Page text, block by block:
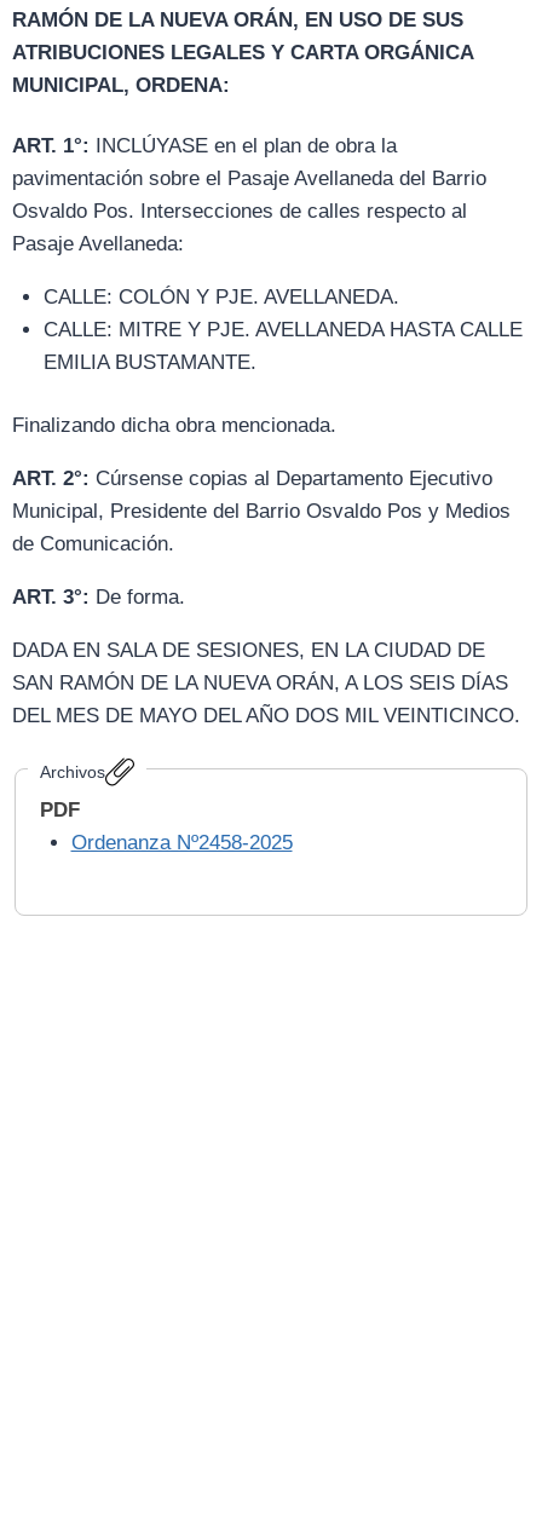
RAMÓN DE LA NUEVA ORÁN, EN USO DE SUS
ATRIBUCIONES LEGALES Y CARTA ORGÁNICA
MUNICIPAL, ORDENA:
ART. 1°: INCLÚYASE en el plan de obra la
pavimentación sobre el Pasaje Avellaneda del Barrio
Osvaldo Pos. Intersecciones de calles respecto al
Pasaje Avellaneda:
CALLE: COLÓN Y PJE. AVELLANEDA.
CALLE: MITRE Y PJE. AVELLANEDA HASTA CALLE
EMILIA BUSTAMANTE.
Finalizando dicha obra mencionada.
ART. 2°: Cúrsense copias al Departamento Ejecutivo
Municipal, Presidente del Barrio Osvaldo Pos y Medios
de Comunicación.
ART. 3°: De forma.
DADA EN SALA DE SESIONES, EN LA CIUDAD DE
SAN RAMÓN DE LA NUEVA ORÁN, A LOS SEIS DÍAS
DEL MES DE MAYO DEL AÑO DOS MIL VEINTICINCO.
Archivos
PDF
Ordenanza Nº2458-2025